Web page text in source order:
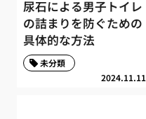
尿石による男子トイレ
の詰まりを防ぐための
具体的な方法
2024.11.11
未分類